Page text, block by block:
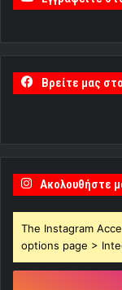
Βρείτε μας
Ακολουθήστε
The Instagram
options page >